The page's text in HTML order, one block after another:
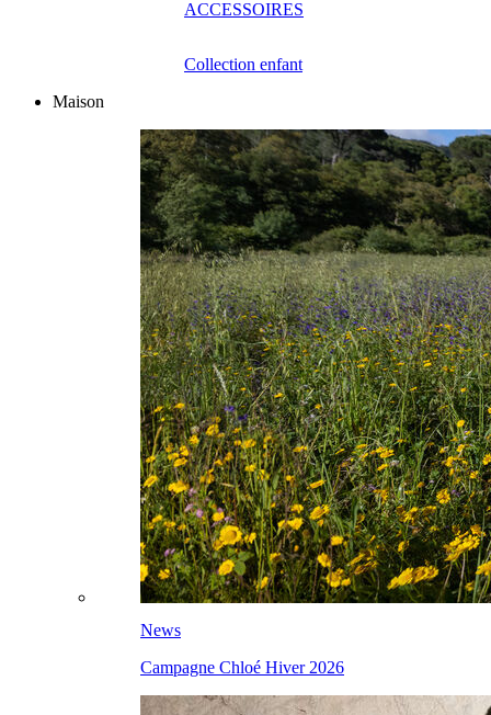
ACCESSOIRES
Collection enfant
Maison
News
Campagne Chloé Hiver 2026